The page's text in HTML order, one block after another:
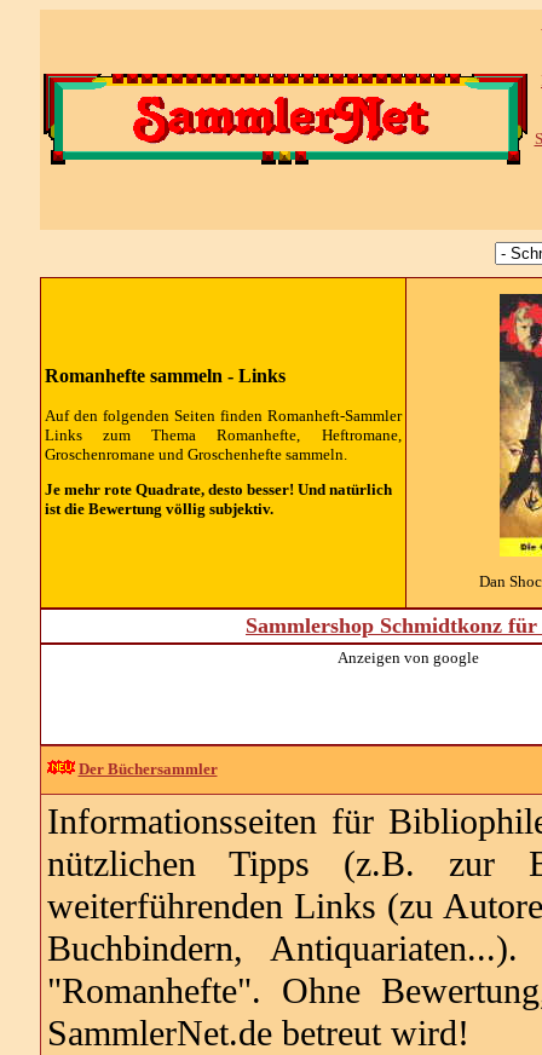
Romanhefte sammeln - Links
Auf den folgenden Seiten finden Romanheft-Sammler
Links zum Thema Romanhefte, Heftromane,
Groschenromane und Groschenhefte sammeln.
Je mehr rote Quadrate, desto besser! Und natürlich
ist die Bewertung völlig subjektiv.
Dan
Sammlershop Schmidtkonz
Anzeigen von google
Der Büchersammler
Informationsseiten für
nützlichen Tipps (z.B. zur
weiterführenden Links (zu
Buchbindern,
"Romanhefte". Ohne
SammlerNet.de betreut wird!